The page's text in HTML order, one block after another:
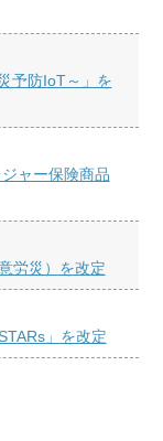
予防IoT～」を
ャー保険商品
労災）を改定
」を改定